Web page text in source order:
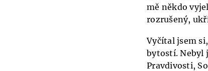
mě někdo
rozrušený,
Vyčítal jsem
bytostí. Nebyl
Pravdivosti,